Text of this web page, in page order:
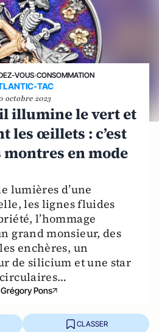
VOUS›CONSOMMATION
TAC
octobre 2023
illumine le vert et
les œillets : c’est
montres en mode
lumières d’une
les lignes fluides
l’hommage
grand monsieur, des
enchères, un
de silicium et une star
Grégory Pons
CLASSER